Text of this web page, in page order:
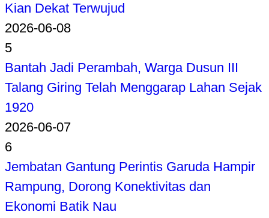
Kian Dekat Terwujud
2026-06-08
5
Bantah Jadi Perambah, Warga Dusun III
Talang Giring Telah Menggarap Lahan Sejak
1920
2026-06-07
6
Jembatan Gantung Perintis Garuda Hampir
Rampung, Dorong Konektivitas dan
Ekonomi Batik Nau